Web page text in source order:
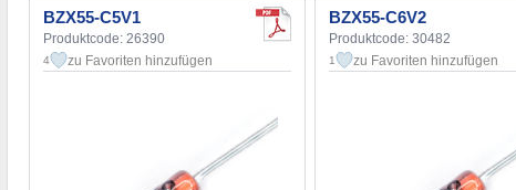
BZX55-C5V1
Produktcode: 26390
4 zu Favoriten hinzufügen
BZX55-C6V2
Produktcode: 30482
1 zu Favoriten hinzufügen